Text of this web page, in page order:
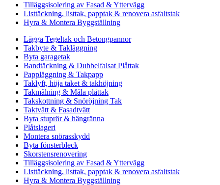
Tilläggsisolering av Fasad & Yttervägg
Listtäckning, listtak, papptak & renovera asfaltstak
Hyra & Montera Byggställning
Lägga Tegeltak och Betongpannor
Takbyte & Takläggning
Byta garagetak
Bandtäckning & Dubbelfalsat Plåttak
Pappläggning & Takpapp
Taklyft, höja taket & takhöjning
Takmålning & Måla plåttak
Takskottning & Snöröjning Tak
Taktvätt & Fasadtvätt
Byta stuprör & hängränna
Plåtslageri
Montera snörasskydd
Byta fönsterbleck
Skorstensrenovering
Tilläggsisolering av Fasad & Yttervägg
Listtäckning, listtak, papptak & renovera asfaltstak
Hyra & Montera Byggställning